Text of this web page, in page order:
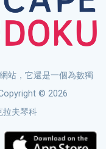
© 2026
拉夫琴科